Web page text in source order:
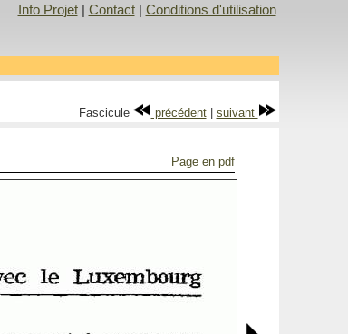
Info Projet| Contact| Conditions d'utilisation
Fascicule précédent| suivant
Page en pdf